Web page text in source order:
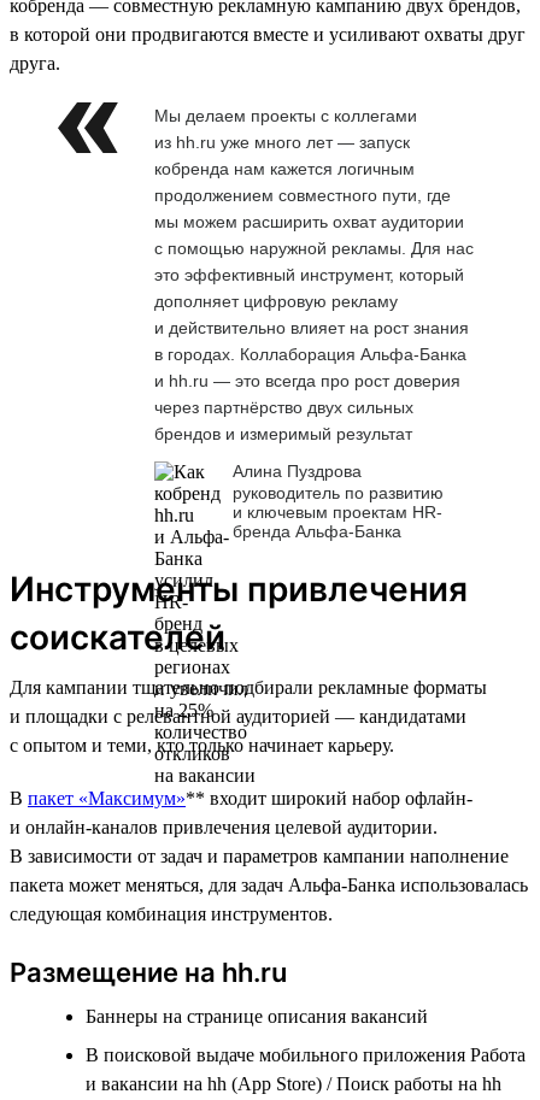
кобренда — совместную рекламную кампанию двух брендов,
в которой они продвигаются вместе и усиливают охваты друг
друга.
Мы делаем проекты с коллегами
из hh.ru уже много лет — запуск
кобренда нам кажется логичным
продолжением совместного пути, где
мы можем расширить охват аудитории
с помощью наружной рекламы. Для нас
это эффективный инструмент, который
дополняет цифровую рекламу
и действительно влияет на рост знания
в городах. Коллаборация Альфа-Банка
и hh.ru — это всегда про рост доверия
через партнёрство двух сильных
брендов и измеримый результат
Алина Пуздрова
руководитель по развитию
и ключевым проектам HR-
бренда Альфа-Банка
Инструменты привлечения
соискателей
Для кампании тщательно подбирали рекламные форматы
и площадки с релевантной аудиторией — кандидатами
с опытом и теми, кто только начинает карьеру.
В пакет «Максимум»** входит широкий набор офлайн-
и онлайн-каналов привлечения целевой аудитории.
В зависимости от задач и параметров кампании наполнение
пакета может меняться, для задач Альфа-Банка использовалась
следующая комбинация инструментов.
Размещение на hh.ru
Баннеры на странице описания вакансий
В поисковой выдаче мобильного приложения Работа
и вакансии на hh (App Store) / Поиск работы на hh